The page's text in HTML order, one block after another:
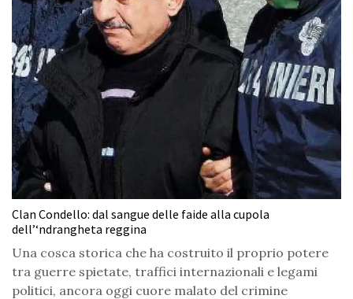
Clan Condello: dal sangue delle faide alla cupola
dell’‘ndrangheta reggina
Una cosca storica che ha costruito il proprio potere
tra guerre spietate, traffici internazionali e legami
politici, ancora oggi cuore malato del crimine